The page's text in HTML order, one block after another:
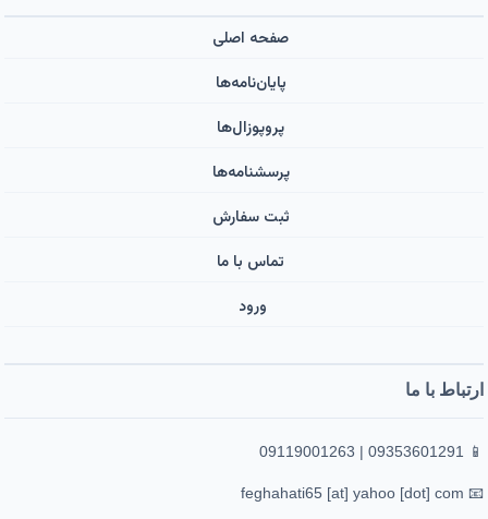
صفحه اصلی
پایان‌نامه‌ها
پروپوزال‌ها
پرسشنامه‌ها
ثبت سفارش
تماس با ما
ورود ‌
ارتباط با ما
📱 09353601291 | 09119001263
📧 feghahati65 [at] yahoo [dot] com